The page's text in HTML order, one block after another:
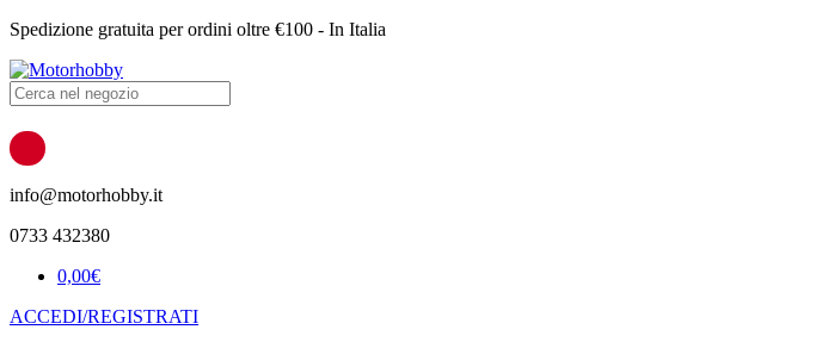
Spedizione gratuita per ordini oltre €100 - In Italia
Products
search
info@motorhobby.it
0733 432380
0,00€
ACCEDI/REGISTRATI